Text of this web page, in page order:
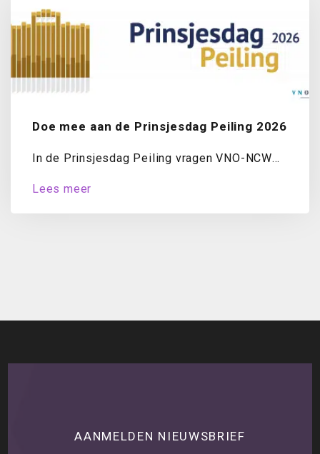
Doe mee aan de Prinsjesdag Peiling 2026
In de Prinsjesdag Peiling vragen VNO-NCW
Lees meer
AANMELDEN NIEUWSBRIEF